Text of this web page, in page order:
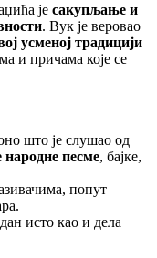
је сакупљање и
. Вук је веровао
усменој традицији
и причама које се
што је слушао од
народне песме, бајке,
попут
исто као и дела